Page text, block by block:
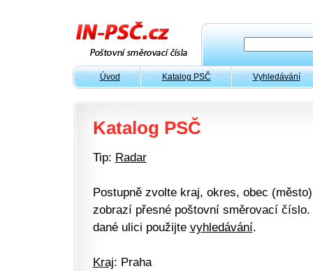
Úvod Katalog PSČ Vyhledávání
Katalog PSČ
Tip: Radar
Postupně zvolte kraj, okres, obec
zobrazí přesné poštovní směrovací
dané ulici použijte vyhledávání.
Kraj: Praha